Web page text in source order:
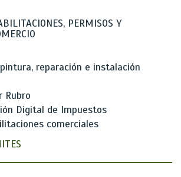
PERMISOS Y
reparación e instalación
Rubro
Digital de Impuestos
comerciales